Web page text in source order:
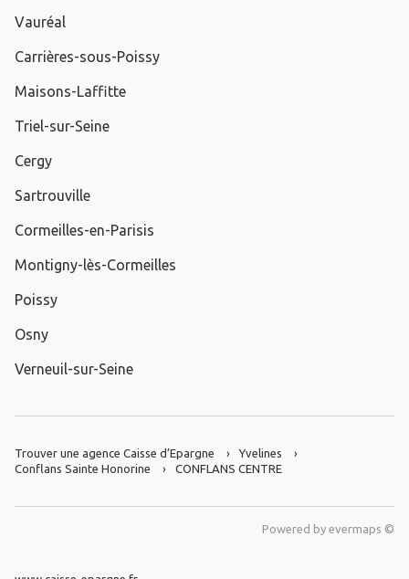
Vauréal
Carrières-sous-Poissy
Maisons-Laffitte
Triel-sur-Seine
Cergy
Sartrouville
Cormeilles-en-Parisis
Montigny-lès-Cormeilles
Poissy
Osny
Verneuil-sur-Seine
Trouver une agence Caisse d’Epargne
Yvelines
Conflans Sainte Honorine
CONFLANS CENTRE
Powered by evermaps ©